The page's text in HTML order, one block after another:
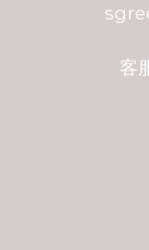
客